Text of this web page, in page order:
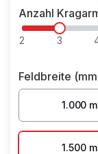
Anzahl
2 3
Feldbreite
1.000
1.500